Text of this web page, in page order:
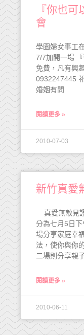
『你也
會
學園婦女事工
7/7加開一場
免費，凡有興
0932247445
婚姻有問
閱讀更多 »
2010-07-03
新竹真愛
真愛無敵見
分為七月5日
場分享家庭幸
法，使你與你
二場則分享親
閱讀更多 »
2010-06-11